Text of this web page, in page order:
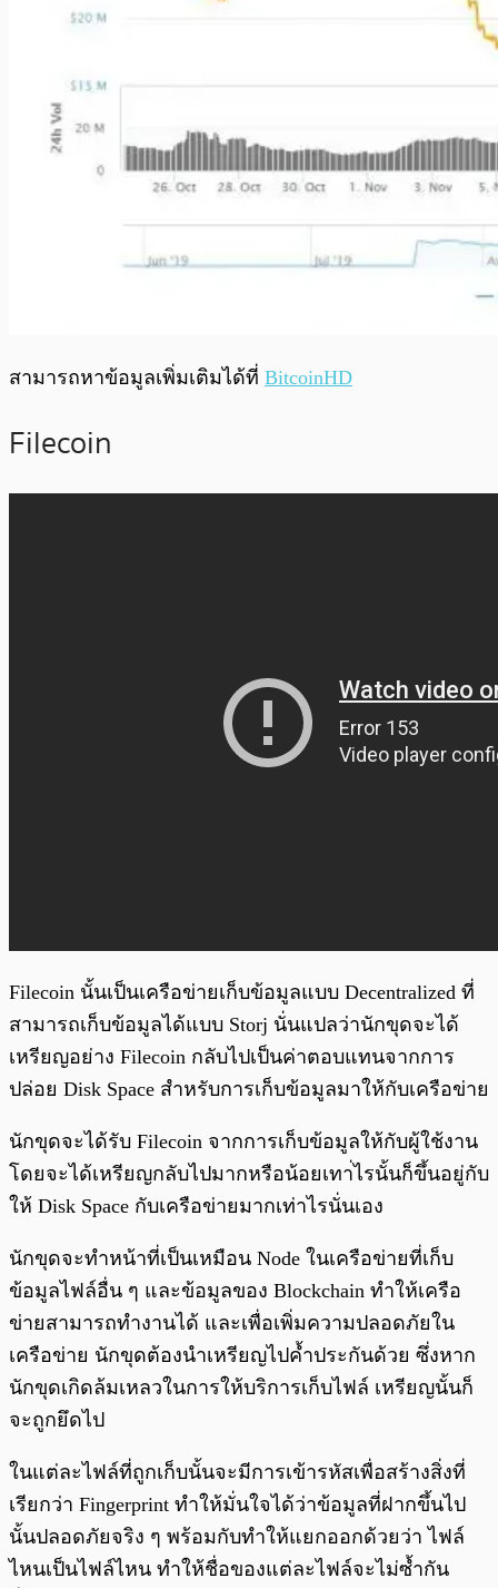
สามารถหาข้อมูลเพิ่มเติมได้ที่ BitcoinHD
Filecoin
Filecoin นั้นเป็นเครือข่ายเก็บข้อมูลแบบ Decentralized ที่
สามารถเก็บข้อมูลได้แบบ Storj นั่นแปลว่านักขุดจะได้
เหรียญอย่าง Filecoin กลับไปเป็นค่าตอบแทนจากการ
ปล่อย Disk Space สำหรับการเก็บข้อมูลมาให้กับเครือข่าย
นักขุดจะได้รับ Filecoin จากการเก็บข้อมูลให้กับผู้ใช้งาน
โดยจะได้เหรียญกลับไปมากหรือน้อยเทา่ไรนั้นก็ขึ้นอยู่กับ
ให้ Disk Space กับเครือข่ายมากเท่าไรนั่นเอง
นักขุดจะทำหน้าที่เป็นเหมือน Node ในเครือข่ายที่เก็บ
ข้อมูลไฟล์อื่น ๆ และข้อมูลของ Blockchain ทำให้เครือ
ข่ายสามารถทำงานได้ และเพื่อเพิ่มความปลอดภัยใน
เครือข่าย นักขุดต้องนำเหรียญไปค้ำประกันด้วย ซึ่งหาก
นักขุดเกิดล้มเหลวในการให้บริการเก็บไฟล์ เหรียญนั้นก็
จะถูกยึดไป
ในแต่ละไฟล์ที่ถูกเก็บนั้นจะมีการเข้ารหัสเพื่อสร้างสิ่งที่
เรียกว่า Fingerprint ทำให้มั่นใจได้ว่าข้อมูลที่ฝากขึ้นไป
นั้นปลอดภัยจริง ๆ พร้อมกับทำให้แยกออกด้วยว่า ไฟล์
ไหนเป็นไฟล์ไหน ทำให้ชื่อของแต่ละไฟล์จะไม่ซ้ำกัน